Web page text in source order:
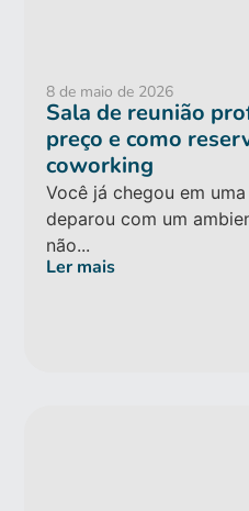
8 de maio de 2026
Sala de reunião
preço e como
coworking
Você já chegou em
deparou com um
não...
Ler mais